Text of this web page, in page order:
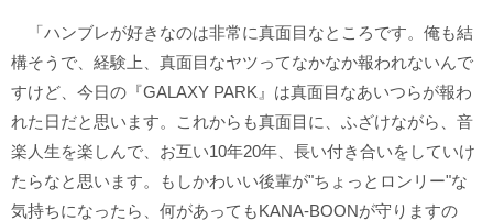
「ハンブレが好きなのは非常に真面目なところです。俺も結
構そうで、経験上、真面目なヤツってなかなか報われないんで
すけど、今日の『GALAXY PARK』は真面目なあいつらが報わ
れた日だと思います。これからも真面目に、ふざけながら、音
楽人生を楽しんで、お互い10年20年、長い付き合いをしていけ
たらなと思います。もしかわいい後輩が"ちょっとロンリー"な
気持ちになったら、何があってもKANA-BOONが守りますの